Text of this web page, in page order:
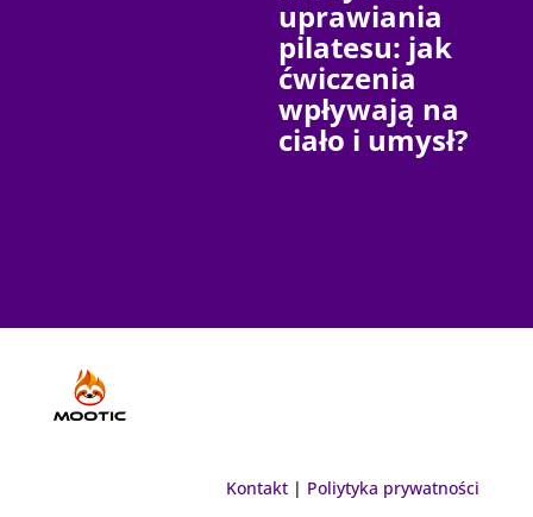
uprawiania
pilatesu: jak
ćwiczenia
wpływają na
ciało i umysł?
Kontakt | Poliytyka prywatności